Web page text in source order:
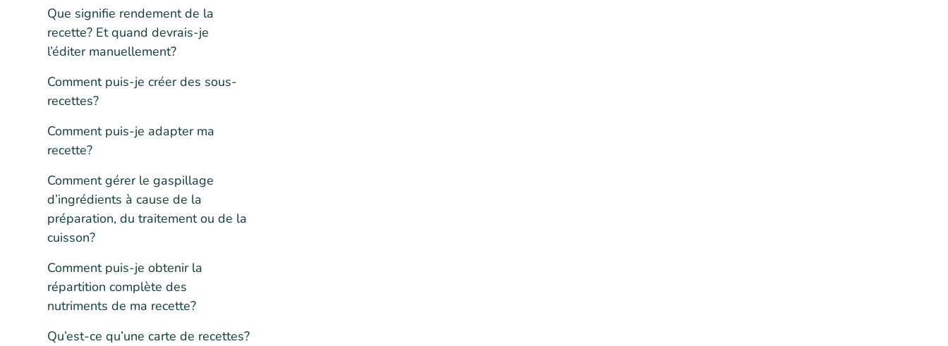
Que signifie rendement de la
recette? Et quand devrais-je
l’éditer manuellement?
Comment puis-je créer des sous-
recettes?
Comment puis-je adapter ma
recette?
Comment gérer le gaspillage
d’ingrédients à cause de la
préparation, du traitement ou de la
cuisson?
Comment puis-je obtenir la
répartition complète des
nutriments de ma recette?
Qu’est-ce qu’une carte de recettes?